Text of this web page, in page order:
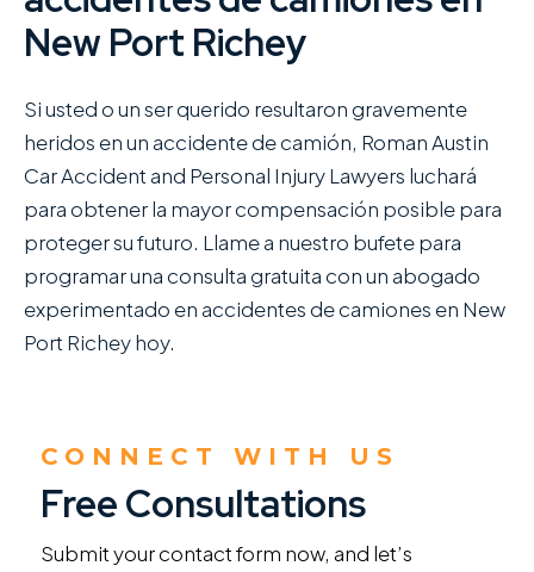
New Port Richey
Si usted o un ser querido resultaron gravemente
heridos en un accidente de camión, Roman Austin
Car Accident and Personal Injury Lawyers luchará
para obtener la mayor compensación posible para
proteger su futuro. Llame a nuestro bufete para
programar una consulta gratuita con un abogado
experimentado en accidentes de camiones en New
Port Richey hoy.
CONNECT WITH US
Free Consultations
Submit your contact form now, and let’s